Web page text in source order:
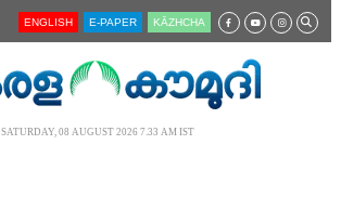
ENGLISH E-PAPER KĀZHCHA
SATURDAY, 08 AUGUST 2026 7.33 AM IST